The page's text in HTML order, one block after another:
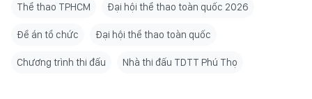
Thể thao TPHCM Đại hội thể thao toàn quốc 2026
Đề án tổ chức Đại hội thể thao toàn quốc
Chương trình thi đấu Nhà thi đấu TDTT Phú Thọ